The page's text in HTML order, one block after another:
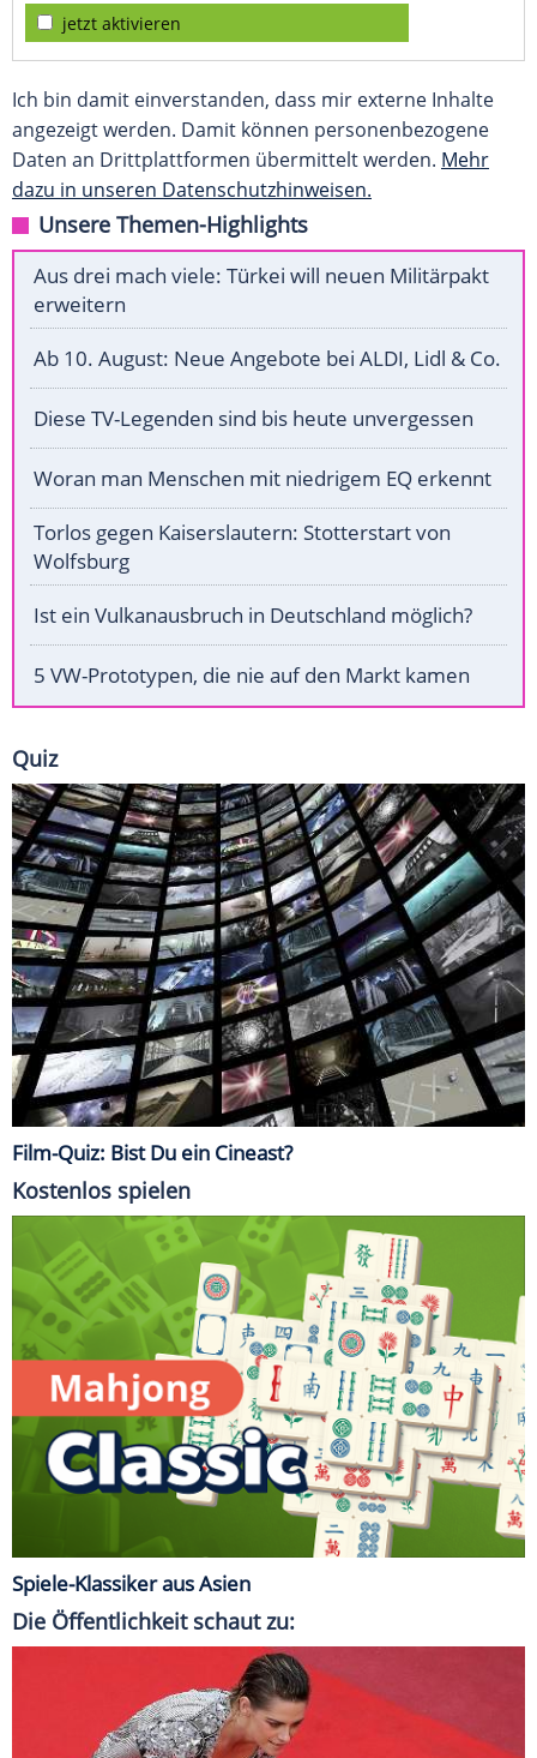
jetzt aktivieren
Ich bin damit einverstanden, dass mir externe Inhalte
angezeigt werden. Damit können personenbezogene
Daten an Drittplattformen übermittelt werden. Mehr
dazu in unseren Datenschutzhinweisen.
Unsere Themen-Highlights
Aus drei mach viele: Türkei will neuen Militärpakt
erweitern
Ab 10. August: Neue Angebote bei ALDI, Lidl & Co.
Diese TV-Legenden sind bis heute unvergessen
Woran man Menschen mit niedrigem EQ erkennt
Torlos gegen Kaiserslautern: Stotterstart von
Wolfsburg
Ist ein Vulkanausbruch in Deutschland möglich?
5 VW-Prototypen, die nie auf den Markt kamen
Quiz
Film-Quiz: Bist Du ein Cineast?
Kostenlos spielen
Spiele-Klassiker aus Asien
Die Öffentlichkeit schaut zu: